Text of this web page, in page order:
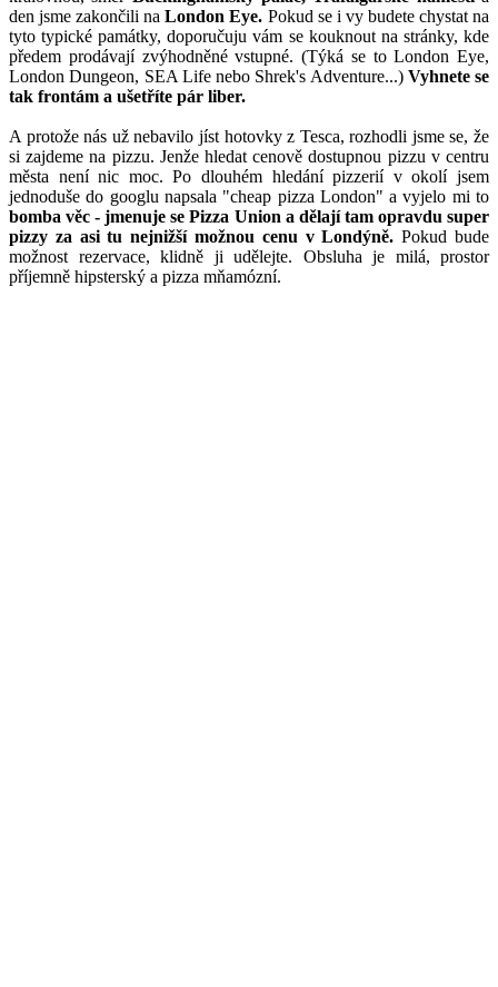
den jsme zakončili naLondon Eye. Pokud se i vy budete chystat na
tyto typické památky, doporučuju vám se kouknout na stránky, kde
předem prodávají zvýhodněné vstupné. (Týká se to London Eye,
London Dungeon, SEA Life nebo Shrek's Adventure...) Vyhnete se
tak frontám a ušetříte pár liber.
A protože nás už nebavilo jíst hotovky z Tesca, rozhodli jsme se, že
si zajdeme na pizzu. Jenže hledat cenově dostupnou pizzu v centru
města není nic moc. Po dlouhém hledání pizzerií v okolí jsem
jednoduše do googlu napsala "cheap pizza London" a vyjelo mi to
bomba věc - jmenuje se Pizza Union a dělají tam opravdu super
pizzy za asi tu nejnižší možnou cenu v Londýně.Pokud bude
možnost rezervace, klidně ji udělejte. Obsluha je milá, prostor
příjemně hipsterský a pizza mňamózní.